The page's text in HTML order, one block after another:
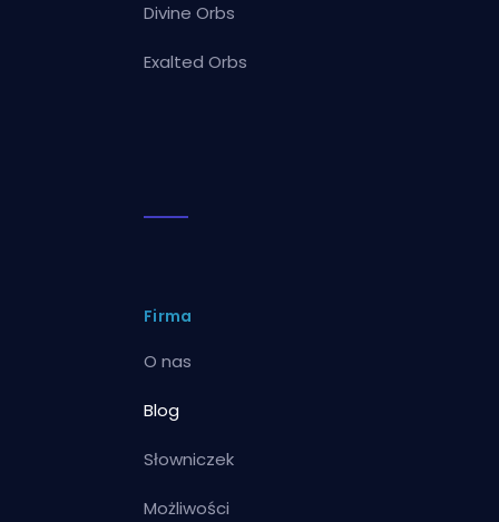
Divine Orbs
Exalted Orbs
Firma
O nas
Blog
Słowniczek
Możliwości